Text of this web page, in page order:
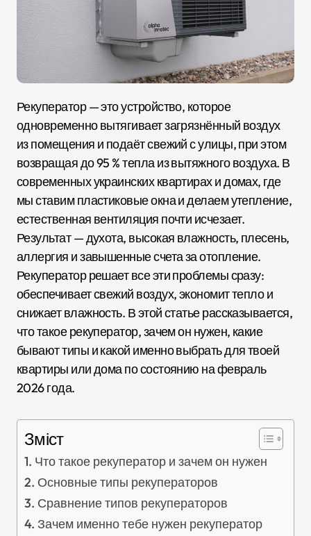
Рекуператор — это устройство, которое
одновременно вытягивает загрязнённый воздух
из помещения и подаёт свежий с улицы, при этом
возвращая до 95 % тепла из вытяжного воздуха. В
современных украинских квартирах и домах, где
мы ставим пластиковые окна и делаем утепление,
естественная вентиляция почти исчезает.
Результат — духота, высокая влажность, плесень,
аллергия и завышенные счета за отопление.
Рекуператор решает все эти проблемы сразу:
обеспечивает свежий воздух, экономит тепло и
снижает влажность. В этой статье рассказывается,
что такое рекуператор, зачем он нужен, какие
бывают типы и какой именно выбрать для твоей
квартиры или дома по состоянию на февраль
2026 года.
Зміст
Что такое рекуператор и зачем он нужен
Основные типы рекуператоров
Сравнение типов рекуператоров
Зачем именно тебе нужен рекуператор